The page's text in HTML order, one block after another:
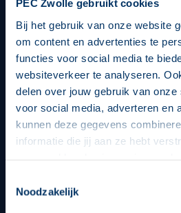
PEC Zwolle gebruikt cookies
Bij het gebruik van onze website
om content en advertenties te
functies voor social media te
websiteverkeer te analyseren.
delen over jouw gebruik van
voor social media, adverteren en
kunnen deze gegevens
informatie die jij aan ze hebt
op een veilige en integere wijze.
beheren op de privacy- en
Noodzakelijk